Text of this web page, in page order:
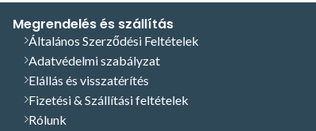
Megrendelés és szállítás
Általános Szerződési Feltételek
Adatvédelmi szabályzat
Elállás és visszatérítés
Fizetési & Szállítási feltételek
Rólunk